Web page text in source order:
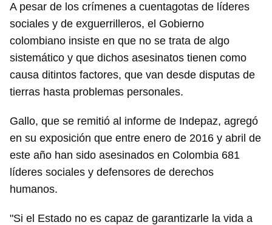
A pesar de los crímenes a cuentagotas de líderes
sociales y de exguerrilleros, el Gobierno
colombiano insiste en que no se trata de algo
sistemático y que dichos asesinatos tienen como
causa ditintos factores, que van desde disputas de
tierras hasta problemas personales.
Gallo, que se remitió al informe de Indepaz, agregó
en su exposición que entre enero de 2016 y abril de
este año han sido asesinados en Colombia 681
líderes sociales y defensores de derechos
humanos.
"Si el Estado no es capaz de garantizarle la vida a